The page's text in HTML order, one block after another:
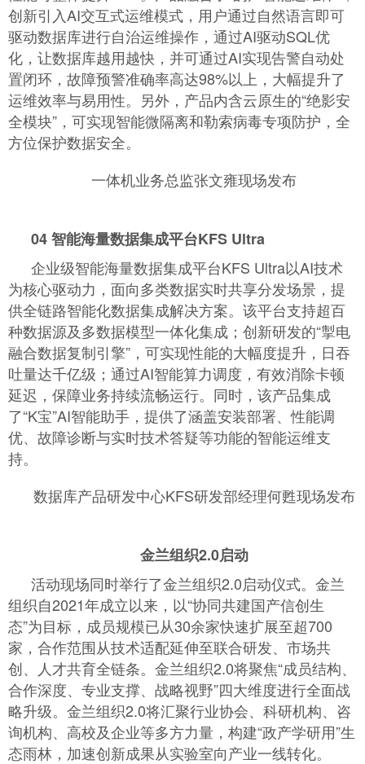
创新引入AI交互式运维模式，用户通过自然语言即可
驱动数据库进行自治运维操作，通过AI驱动SQL优
化，让数据库越用越快，并可通过AI实现告警自动处
置闭环，故障预警准确率高达98%以上，大幅提升了
运维效率与易用性。另外，产品内含云原生的“绝影安
全模块”，可实现智能微隔离和勒索病毒专项防护，全
方位保护数据安全。
一体机业务总监张文雍现场发布
04智能海量数据集成平台KFS Ultra
企业级智能海量数据集成平台KFS Ultra以AI技术
为核心驱动力，面向多类数据实时共享分发场景，提
供全链路智能化数据集成解决方案。该平台支持超百
种数据源及多数据模型一体化集成；创新研发的“掣电
融合数据复制引擎”，可实现性能的大幅度提升，日吞
吐量达千亿级；通过AI智能算力调度，有效消除卡顿
延迟，保障业务持续流畅运行。同时，该产品集成
了“K宝”AI智能助手，提供了涵盖安装部署、性能调
优、故障诊断与实时技术答疑等功能的智能运维支
持。
数据库产品研发中心KFS研发部经理何甦现场发布
金兰组织2.0启动
活动现场同时举行了金兰组织2.0启动仪式。金兰
组织自2021年成立以来，以“协同共建国产信创生
态”为目标，成员规模已从30余家快速扩展至超700
家，合作范围从技术适配延伸至联合研发、市场共
创、人才共育全链条。金兰组织2.0将聚焦“成员结构、
合作深度、专业支撑、战略视野”四大维度进行全面战
略升级。金兰组织2.0将汇聚行业协会、科研机构、咨
询机构、高校及企业等多方力量，构建“政产学研用”生
态雨林，加速创新成果从实验室向产业一线转化。